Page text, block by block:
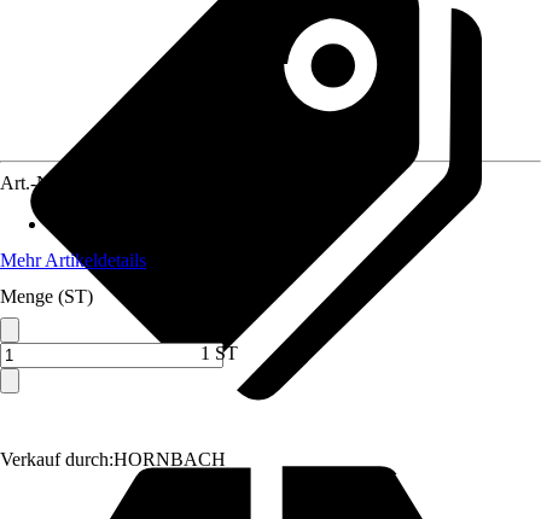
Verkauf durch:HORNBACH
Art.-Nr.
Mehr Artikeldetails
Menge (ST)
1 ST